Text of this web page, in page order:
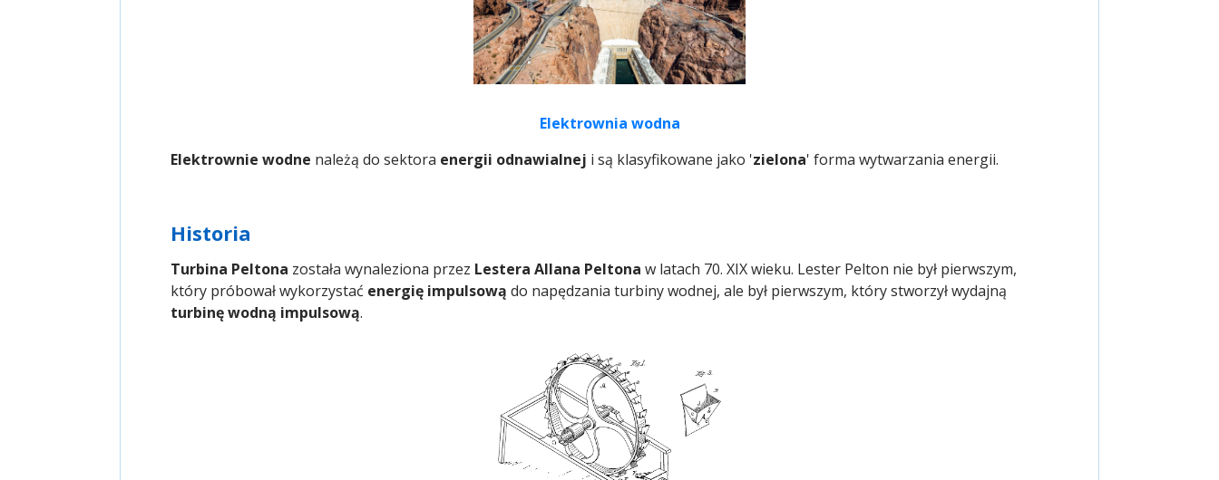
Elektrownia wodna
Elektrownie wodne należą do sektora energii odnawialnej i są klasyfikowane jako 'zielona' forma wytwarzania energii.
Historia
Turbina Peltona została wynaleziona przez Lestera Allana Peltona w latach 70. XIX wieku. Lester Pelton nie był pierwszym,
który próbował wykorzystać energię impulsową do napędzania turbiny wodnej, ale był pierwszym, który stworzył wydajną
turbinę wodną impulsową.